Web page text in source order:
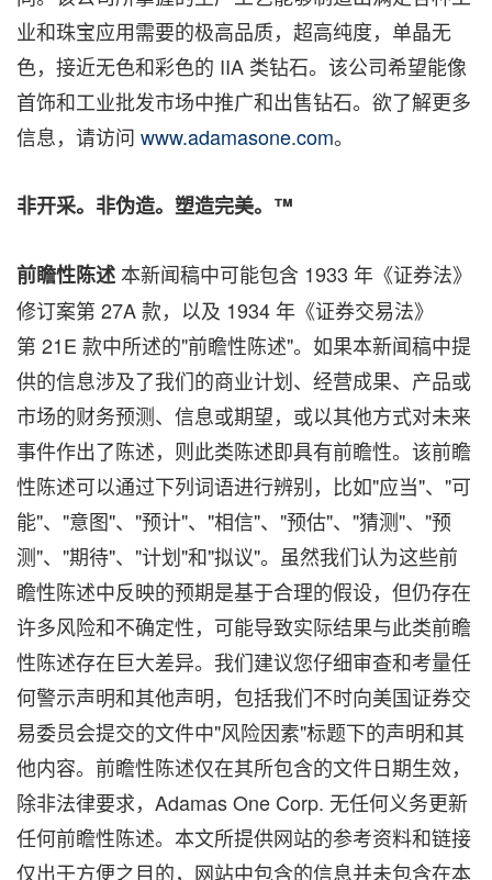
业和珠宝应用需要的极高品质，超高纯度，单晶无
色，接近无色和彩色的 IIA 类钻石。该公司希望能像
首饰和工业批发市场中推广和出售钻石。欲了解更多
信息，请访问 www.adamasone.com。
非开采。非伪造。塑造完美。 ™
前瞻性陈述本新闻稿中可能包含 1933 年《证券法》
修订案第 27A 款，以及 1934 年《证券交易法》
第 21E 款中所述的"前瞻性陈述"。如果本新闻稿中提
供的信息涉及了我们的商业计划、经营成果、产品或
市场的财务预测、信息或期望，或以其他方式对未来
事件作出了陈述，则此类陈述即具有前瞻性。该前瞻
性陈述可以通过下列词语进行辨别，比如"应当"、"可
能"、"意图"、"预计"、"相信"、"预估"、"猜测"、"预
测"、"期待"、"计划"和"拟议"。虽然我们认为这些前
瞻性陈述中反映的预期是基于合理的假设，但仍存在
许多风险和不确定性，可能导致实际结果与此类前瞻
性陈述存在巨大差异。我们建议您仔细审查和考量任
何警示声明和其他声明，包括我们不时向美国证券交
易委员会提交的文件中"风险因素"标题下的声明和其
他内容。前瞻性陈述仅在其所包含的文件日期生效，
除非法律要求，Adamas One Corp. 无任何义务更新
任何前瞻性陈述。本文所提供网站的参考资料和链接
仅出于方便之目的，网站中包含的信息并未包含在本